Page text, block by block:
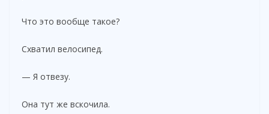
Что это вообще такое?
Схватил велосипед.
— Я отвезу.
Она тут же вскочила.